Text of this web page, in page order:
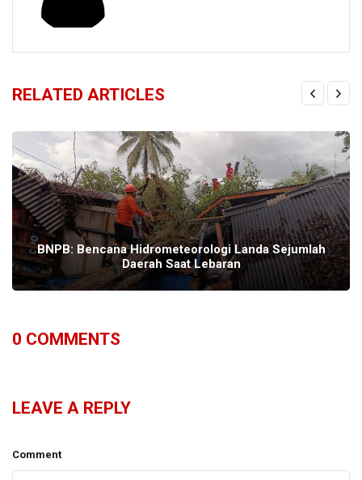
RELATED ARTICLES
BNPB: Bencana Hidrometeorologi Landa Sejumlah
Daerah Saat Lebaran
0 COMMENTS
LEAVE A REPLY
Comment